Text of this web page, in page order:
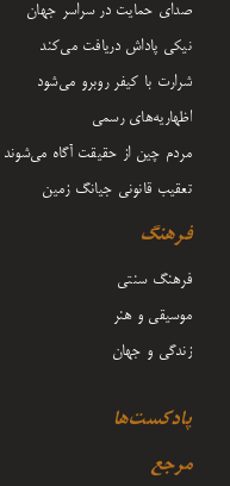
صدای حمایت در سراسر جهان
نیکی پاداش دریافت می‌کند
شرارت با کیفر روبرو می‌شود
اظهاریه‌های رسمی
مردم چین از حقیقت آگاه می‌شوند
تعقیب قانونی جیانگ زمین
فرهنگ
فرهنگ سنتی
موسیقی و هنر
زندگی و جهان
پادکست‌ها
مرجع